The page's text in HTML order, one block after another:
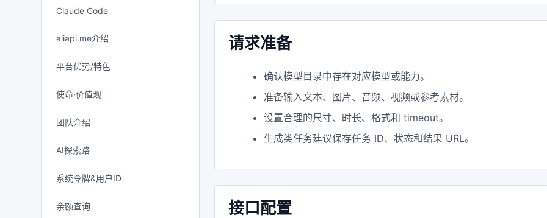
Claude Code
aliapi.me介绍
平台优势/特色
使命·价值观
团队介绍
AI探索路
系统令牌&用户ID
余额查询
请求准备
确认模型目录中存在对应模型或能力。
准备输入文本、图片、音频、视频或参考素材。
设置合理的尺寸、时长、格式和 timeout。
生成类任务建议保存任务 ID、状态和结果 URL。
接口配置